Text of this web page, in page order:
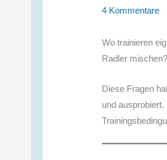
4 Kommentare
Wo trainieren
Radler
Diese Fragen
und